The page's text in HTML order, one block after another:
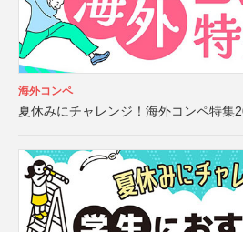
海外コンペ
夏休みにチャレンジ！海外コンペ特集